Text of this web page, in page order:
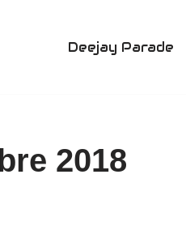
Deejay Parade
2018